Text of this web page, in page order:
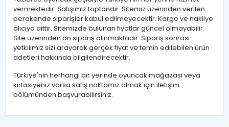
vermektedir. Satışımız toptandır. Sitemiz üzerinden verilen
perakende siparişler kabul edilmeyecektir. Kargo ve nakliye
alıcıya aittir. Sitemizde bulunan fiyatlar güncel olmayabilir.
Site üzerinden ön sipariş alınmaktadır. Sipariş sonrası
yetkilimiz sizi arayarak gerçek fiyat ve temin edilebilen ürün
adetleri hakkında bilgilendirecektir.
Türkiye'nin herhangi bir yerinde oyuncak mağazası veya
kırtasiyeniz varsa satış noktamız olmak için iletişim
bölümünden başvurabilirsiniz.